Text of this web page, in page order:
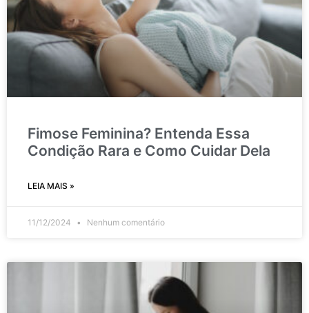
Fimose Feminina? Entenda Essa
Condição Rara e Como Cuidar Dela
LEIA MAIS »
11/12/2024 Nenhum comentário